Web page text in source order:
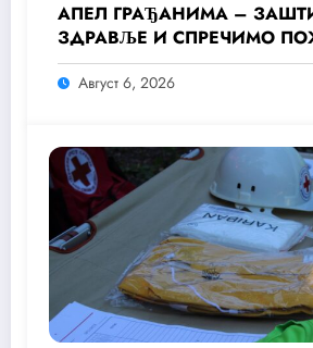
АПЕЛ ГРАЂАНИМА –
ЗДРАВЉЕ И СПРЕЧИМО
ТОКОМ ТОПЛОТНОГ ТАЛАСА
Август 6, 2026